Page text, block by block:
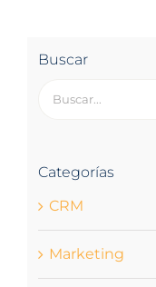
Buscar
Buscar:
Categorías
CRM
Marketing